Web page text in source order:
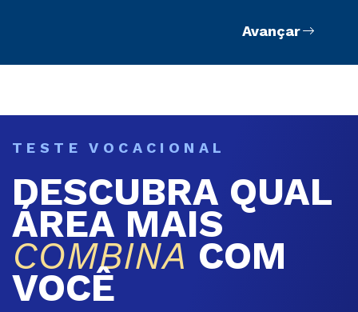
Avançar
TESTE VOCACIONAL
DESCUBRA QUAL
ÁREA MAIS
COMBINA COM
VOCÊ